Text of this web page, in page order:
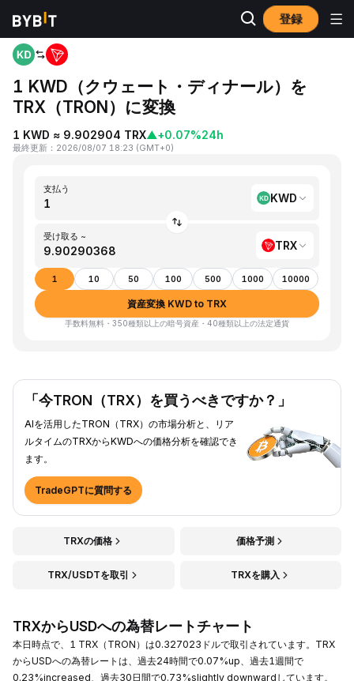
登録
ホーム KWD to TRX
1 KWD（クウェート・ディナール）を
TRX（TRON）に変換
1 KWD ≈ 9.902904 TRX▲+0.07%24h
最終更新 ： 2026/08/07 18:23 (GMT+0)
支払う
KWD
受け取る ~
TRX
1 10 50 100 500 1000 10000
資産変換 KWD to TRX
手数料無料・350種類以上の暗号資産・40種類以上の法定通貨
「今TRON（TRX）を買うべきですか？」
AIを活用したTRON（TRX）の市場分析と、リア
ルタイムのTRXからKWDへの価格分析を確認でき
ます。
TradeGPTに質問する
TRXの価格 価格予測
TRX/USDTを取引 TRXを購入
TRXからUSDへの為替レートチャート
本日時点で、1 TRX（TRON）は0.327023ドルで取引されています。TRX
からUSDへの為替レートは、過去24時間で0.07%up、過去1週間で
0.23%increased、過去30日間で0.73%slightly downwardしています。